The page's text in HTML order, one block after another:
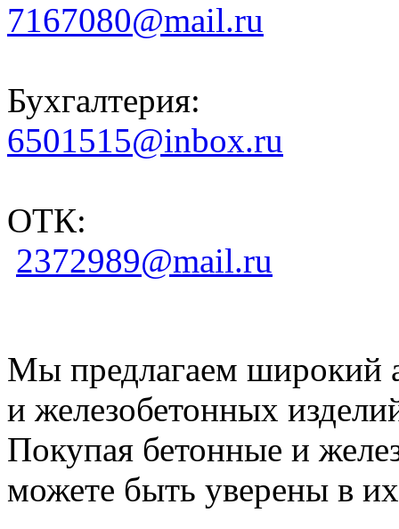
7167080@mail.ru
Бухгалтерия:
6501515@inbox.ru
ОТК:
2372989@mail.ru
Мы предлагаем широкий
и железобетонных
Покупая бетонные и
можете быть уверены в их